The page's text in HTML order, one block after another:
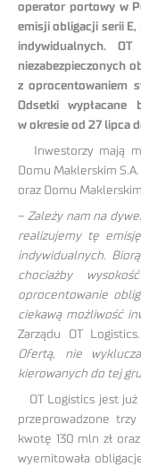
operator portowy w
emisji obligacji serii
indywidualnych.
niezabezpieczonych
z oprocentowaniem
Odsetki wypłacane
w okresie od 27 lipca
Inwestorzy mają
Domu Maklerskim
oraz Domu
– Zależy nam na
realizujemy tę
indywidualnych.
chociażby
oprocentowanie
ciekawą możliwość
Zarządu OT
Ofertą, nie
kierowanych do tej
OT Logistics jest już
przeprowadzone
kwotę 130 mln zł
wyemitowała